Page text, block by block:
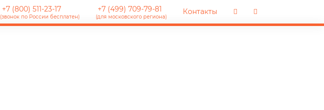
+7 (800) 511-23-17
(звонок по России бесплатен)
+7 (499) 709-79-81
(для московского региона)
Контакты